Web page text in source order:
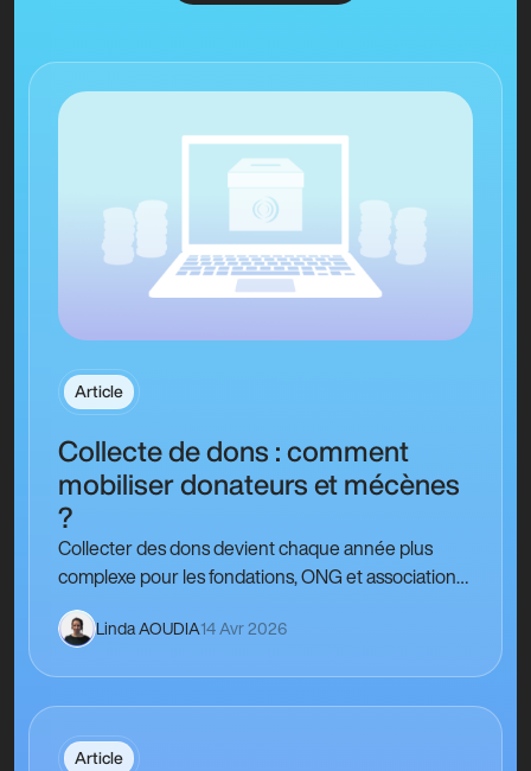
Article
Collecte de dons : comment
mobiliser donateurs et mécènes
?
Collecter des dons devient chaque année plus
complexe pour les fondations, ONG et associations
caritatives qui financent leurs projets grâce à la
générosité du…
Linda AOUDIA14 Avr 2026
Article